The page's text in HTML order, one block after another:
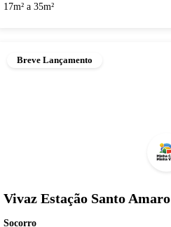
17m² a 35m²
Breve Lançamento
Vivaz Estação Santo Amaro
Socorro